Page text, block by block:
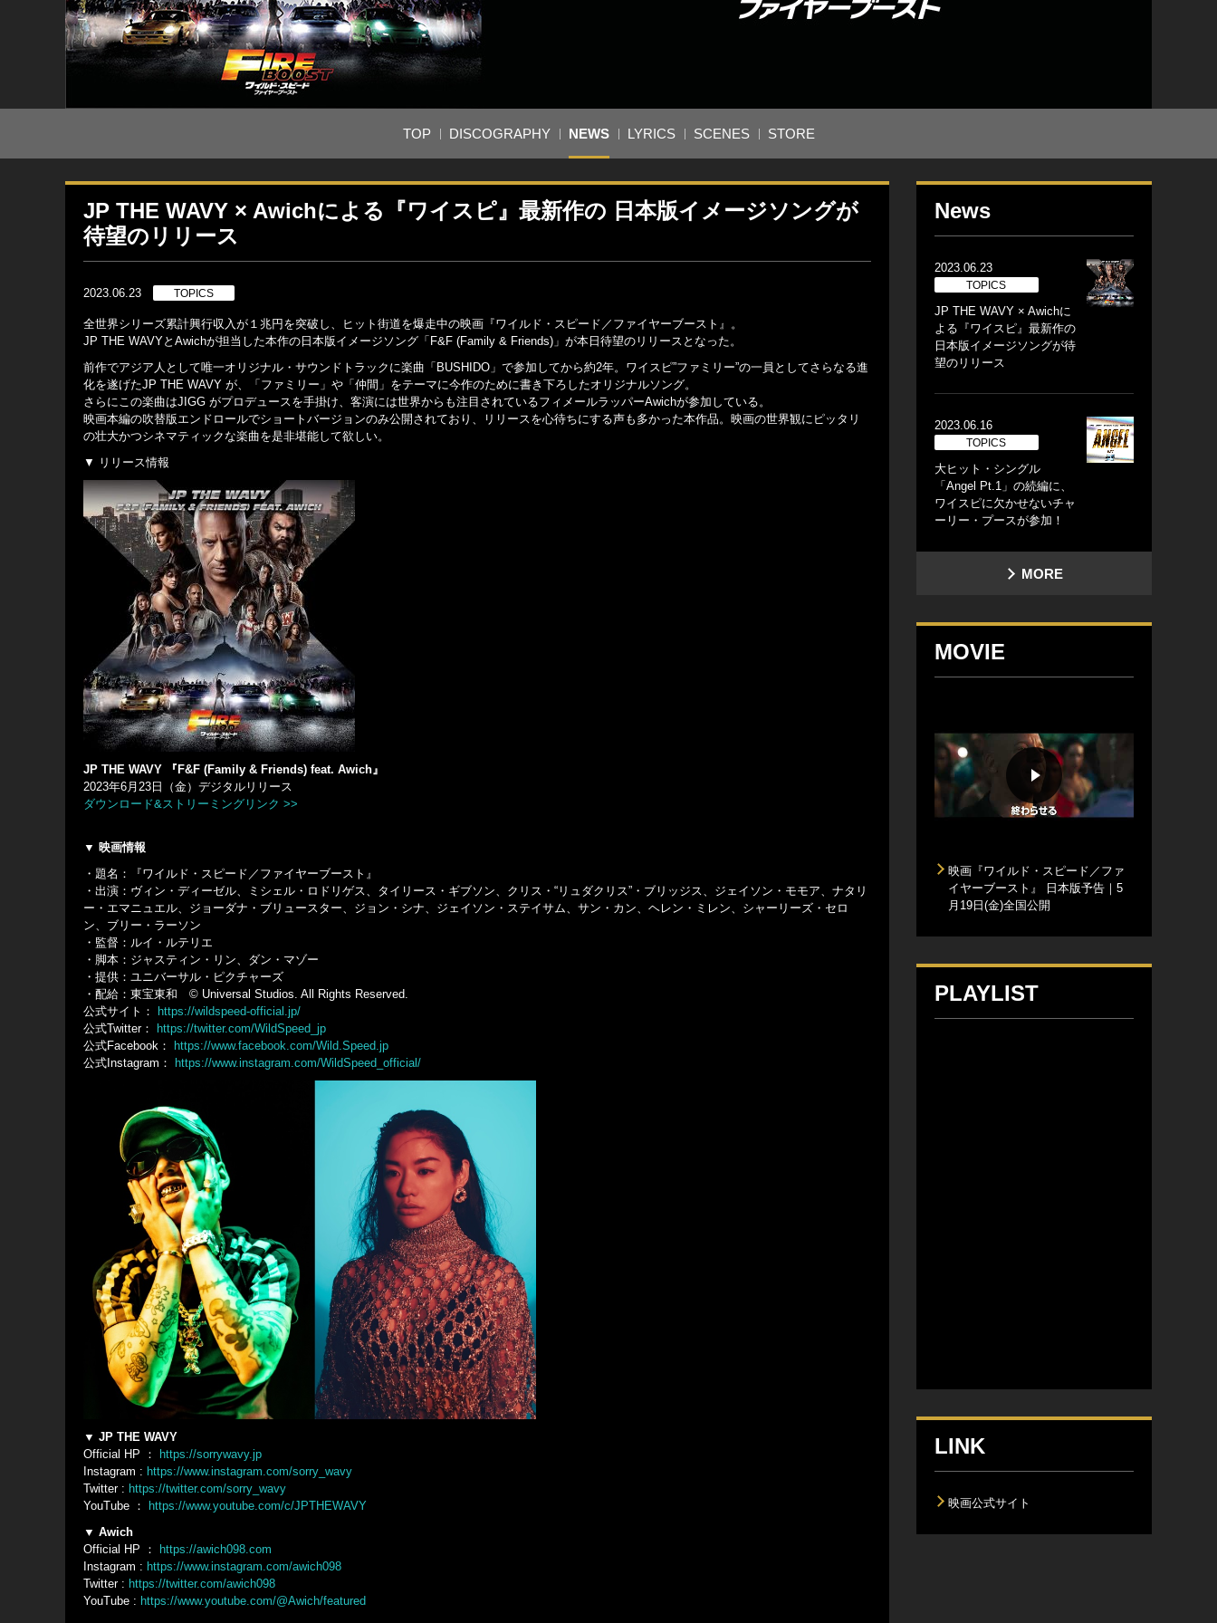
TOP DISCOGRAPHY NEWS LYRICS SCENES STORE
JP THE WAVY × Awichによる『ワイスピ』最新作の 日本版イメージソングが
待望のリリース
2023.06.23 TOPICS
全世界シリーズ累計興行収入が１兆円を突破し、ヒット街道を爆走中の映画『ワイルド・スピード／ファイヤーブースト』。
JP THE WAVYとAwichが担当した本作の日本版イメージソング「F&F (Family & Friends)」が本日待望のリリースとなった。
前作でアジア人として唯一オリジナル・サウンドトラックに楽曲「BUSHIDO」で参加してから約2年。ワイスピ”ファミリー”の一員としてさらなる進
化を遂げたJP THE WAVY が、「ファミリー」や「仲間」をテーマに今作のために書き下ろしたオリジナルソング。
さらにこの楽曲はJIGG がプロデュースを手掛け、客演には世界からも注目されているフィメールラッパーAwichが参加している。
映画本編の吹替版エンドロールでショートバージョンのみ公開されており、リリースを心待ちにする声も多かった本作品。映画の世界観にピッタリ
の壮大かつシネマティックな楽曲を是非堪能して欲しい。
▼ リリース情報
JP THE WAVY 『F&F (Family & Friends) feat. Awich』
2023年6月23日（金）デジタルリリース
ダウンロード&ストリーミングリンク >>
▼ 映画情報
・題名：『ワイルド・スピード／ファイヤーブースト』
・出演：ヴィン・ディーゼル、ミシェル・ロドリゲス、タイリース・ギブソン、クリス・“リュダクリス”・ブリッジス、ジェイソン・モモア、ナタリ
ー・エマニュエル、ジョーダナ・ブリュースター、ジョン・シナ、ジェイソン・ステイサム、サン・カン、ヘレン・ミレン、シャーリーズ・セロ
ン、ブリー・ラーソン
・監督：ルイ・ルテリエ
・脚本：ジャスティン・リン、ダン・マゾー
・提供：ユニバーサル・ピクチャーズ
・配給：東宝東和 © Universal Studios. All Rights Reserved.
公式サイト：
https://wildspeed-official.jp/
公式Twitter：
https://twitter.com/WildSpeed_jp
公式Facebook：
https://www.facebook.com/Wild.Speed.jp
公式Instagram：
https://www.instagram.com/WildSpeed_official/
▼ JP THE WAVY
Official HP ：
https://sorrywavy.jp
Instagram : https://www.instagram.com/sorry_wavy
Twitter : https://twitter.com/sorry_wavy
YouTube ：
https://www.youtube.com/c/JPTHEWAVY
▼ Awich
Official HP ：
https://awich098.com
Instagram : https://www.instagram.com/awich098
Twitter : https://twitter.com/awich098
YouTube : https://www.youtube.com/@Awich/featured
News
2023.06.23
TOPICS
JP THE WAVY × Awichに
よる『ワイスピ』最新作の
日本版イメージソングが待
望のリリース
2023.06.16
TOPICS
大ヒット・シングル
「Angel Pt.1」の続編に、
ワイスピに欠かせないチャ
ーリー・プースが参加！
MORE
MOVIE
映画『ワイルド・スピード／ファ
イヤーブースト』 日本版予告｜5
月19日(金)全国公開
PLAYLIST
LINK
映画公式サイト